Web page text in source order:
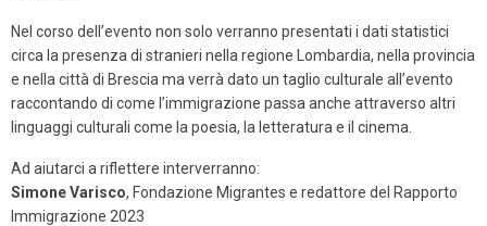
Nel corso dell’evento non solo verranno presentati i dati statistici
circa la presenza di stranieri nella regione Lombardia, nella provincia
e nella città di Brescia ma verrà dato un taglio culturale all’evento
raccontando di come l’immigrazione passa anche attraverso altri
linguaggi culturali come la poesia, la letteratura e il cinema.
Ad aiutarci a riflettere interverranno:
Simone Varisco, Fondazione Migrantes e redattore del Rapporto
Immigrazione 2023